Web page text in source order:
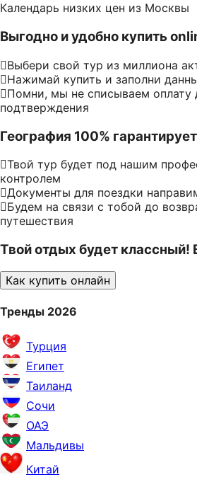
Календарь низких цен из Москвы
Выгодно и удобно купить
Выбери свой тур из миллиона
Нажимай купить и заполни
Помни, мы не списываем оплату
подтверждения
География 100% гарантирует
Твой тур будет под нашим
контролем
Документы для поездки
Будем на связи с тобой до
путешествия
Твой отдых будет классный!
Как купить онлайн
Тренды 2026
Турция
Египет
Таиланд
Сочи
ОАЭ
Мальдивы
Китай